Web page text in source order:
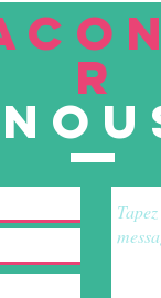
R